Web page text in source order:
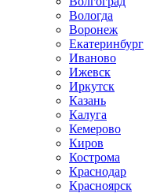
Вологда
Воронеж
Екатеринбург
Иваново
Ижевск
Иркутск
Казань
Калуга
Кемерово
Киров
Кострома
Краснодар
Красноярск